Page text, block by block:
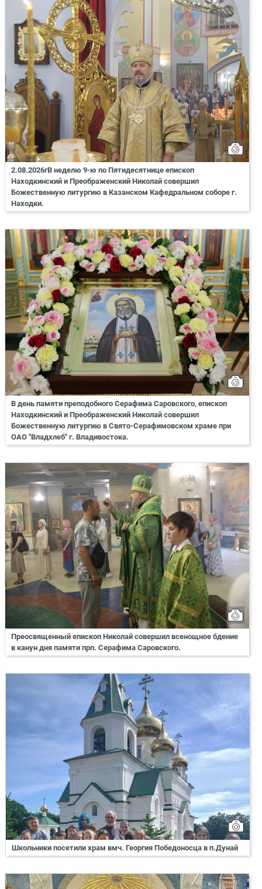
2.08.2026гВ неделю 9-ю по Пятидесятнице епископ
Находкинский и Преображенский Николай совершил
Божественную литургию в Казанском Кафедральном соборе г.
Находки.
В день памяти преподобного Серафима Саровского, епископ
Находкинский и Преображенский Николай совершил
Божественную литургию в Свято-Серафимовском храме при
ОАО "Владхлеб" г. Владивостока.
Преосвященный епископ Николай совершил всенощное бдение
в канун дня памяти прп. Серафима Саровского.
Школьники посетили храм вмч. Георгия Победоносца в п.Дунай